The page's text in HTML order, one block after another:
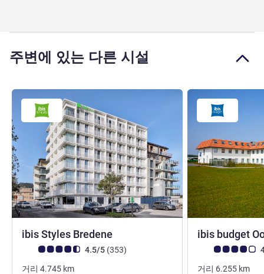
주변에 있는 다른 시설
ibis Styles Bredene
고객 평점 (ALL 평가)
4.5/5 (353리뷰
)
거리 4.745 km
ibis budget
고객 평점 (ALL 평
거리 6.255 km